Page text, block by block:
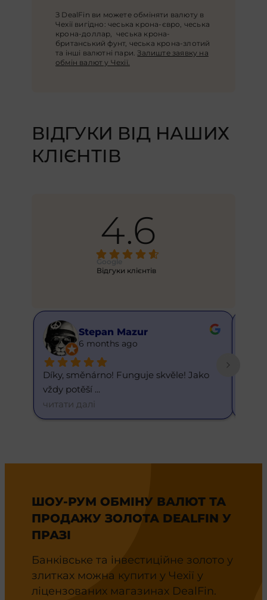
З DealFin ви можете обміняти валюту в
Чехії вигідно: чеська крона-євро, чеська
крона-доллар, чеська крона-
британський фунт, чеська крона-злотий
та інші валютні пари.Залиште заявку на
обмін валют у Чехії.
ВІДГУКИ ВІД НАШИХ
КЛІЄНТІВ
4.6
Google
Відгуки клієнтів
Stepan Mazur
6 months ago
Díky, směnárno! Funguje skvěle! Jako
vždy potěší ...
читати далі
ШОУ-РУМ ОБМІНУ ВАЛЮТ ТА
ПРОДАЖУ ЗОЛОТА DEALFIN У
ПРАЗІ
Банківське та інвестиційне золото у
злитках можна купити у Чехії у
ліцензованих магазинах DealFin.